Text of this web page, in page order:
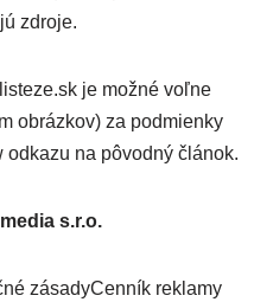
zdroje.
je možné voľne
obrázkov) za podmienky
na pôvodný článok.
s.r.o.
zásadyCenník reklamy